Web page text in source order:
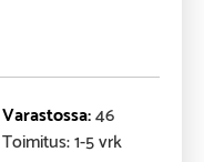
46
Toimitus: 1-5 vrk